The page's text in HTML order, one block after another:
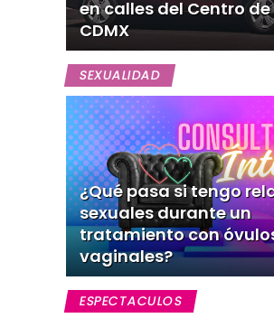
en calles del Centro de
CDMX
SEXUALIDAD
¿Qué pasa si tengo
sexuales durante un
tratamiento con
vaginales?
ESPECTACULOS